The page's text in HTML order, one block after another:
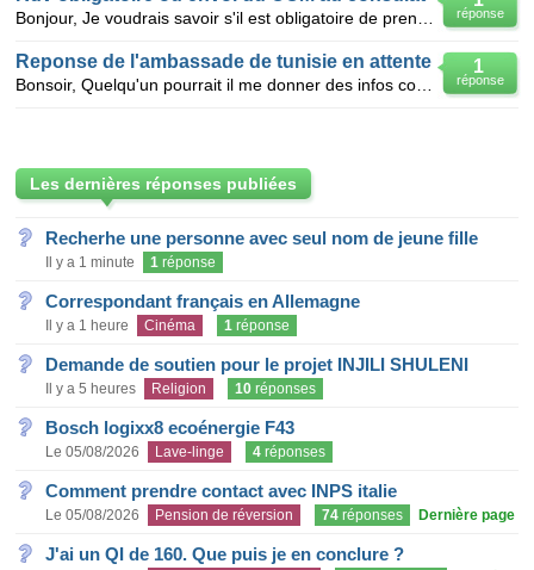
réponse
1
réponse
Reponse de l'ambassade de tunisie en attente
Les dernières réponses publiées
Recherhe une personne avec seul nom de jeune fille
Il y a 1 minute 1 réponse
Correspondant français en Allemagne
Il y a 1 heure Cinéma 1 réponse
Demande de soutien pour le projet INJILI SHULENI
Il y a 5 heures Religion 10 réponses
Bosch logixx8 ecoénergie F43
Le 05/08/2026 Lave-linge 4 réponses
Comment prendre contact avec INPS italie
Le 05/08/2026 Pension de réversion 74 réponses Dernière page
J'ai un QI de 160. Que puis je en conclure ?